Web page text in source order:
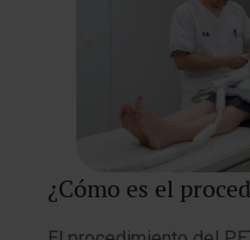
¿Cómo es el